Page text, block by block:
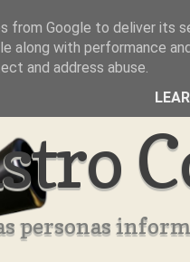
Quienes Somos ??
personas
from Google to deliver its
along with performance
and address abuse.